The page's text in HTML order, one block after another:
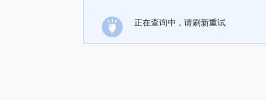
正在查询中，请刷新重试